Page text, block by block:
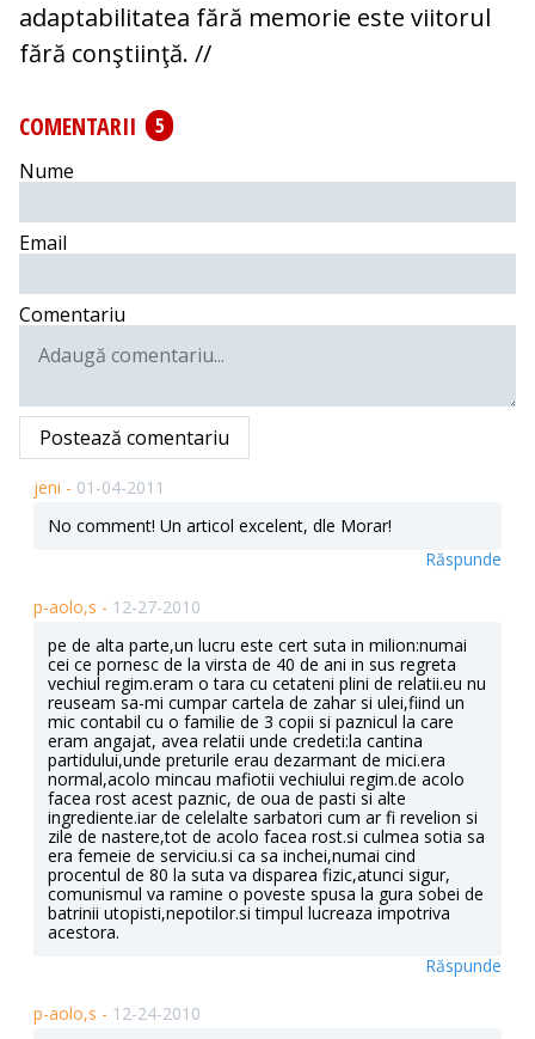
adaptabilitatea fără memorie este viitorul
fără conştiinţă. //
COMENTARII
5
Nume
Email
Comentariu
Postează comentariu
jeni - 01-04-2011
No comment! Un articol excelent, dle Morar!
Răspunde
p-aolo,s - 12-27-2010
pe de alta parte,un lucru este cert suta in milion:numai
cei ce pornesc de la virsta de 40 de ani in sus regreta
vechiul regim.eram o tara cu cetateni plini de relatii.eu nu
reuseam sa-mi cumpar cartela de zahar si ulei,fiind un
mic contabil cu o familie de 3 copii si paznicul la care
eram angajat, avea relatii unde credeti:la cantina
partidului,unde preturile erau dezarmant de mici.era
normal,acolo mincau mafiotii vechiului regim.de acolo
facea rost acest paznic, de oua de pasti si alte
ingrediente.iar de celelalte sarbatori cum ar fi revelion si
zile de nastere,tot de acolo facea rost.si culmea sotia sa
era femeie de serviciu.si ca sa inchei,numai cind
procentul de 80 la suta va disparea fizic,atunci sigur,
comunismul va ramine o poveste spusa la gura sobei de
batrinii utopisti,nepotilor.si timpul lucreaza impotriva
acestora.
Răspunde
p-aolo,s - 12-24-2010